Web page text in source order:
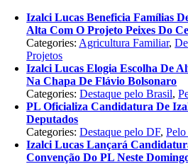
Izalci Lucas Beneficia Famílias
Alta Com O Projeto Peixes Do
Categories: Agricultura Familiar,
Projetos
Izalci Lucas Elogia Escolha De
Na Chapa De Flávio Bolsonaro
Categories:Destaque pelo Brasil,
PL Oficializa Candidatura De
Deputados
Categories:Destaque pelo DF,
Izalci Lucas Lançará
Convenção Do PL Neste